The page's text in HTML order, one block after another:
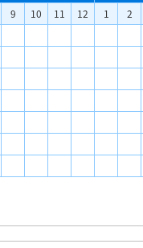
9 10 11 12 1 2